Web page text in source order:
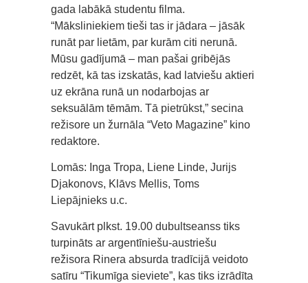
gada labākā studentu filma.
“Māksliniekiem tieši tas ir jādara – jāsāk
runāt par lietām, par kurām citi nerunā.
Mūsu gadījumā – man pašai gribējās
redzēt, kā tas izskatās, kad latviešu aktieri
uz ekrāna runā un nodarbojas ar
seksuālām tēmām. Tā pietrūkst,” secina
režisore un žurnāla “Veto Magazine” kino
redaktore.
Lomās: Inga Tropa, Liene Linde, Jurijs
Djakonovs, Klāvs Mellis, Toms
Liepājnieks u.c.
Savukārt plkst. 19.00 dubultseanss tiks
turpināts ar argentīniešu-austriešu
režisora Rinera absurda tradīcijā veidoto
satīru “Tikumīga sieviete”, kas tiks izrādīta